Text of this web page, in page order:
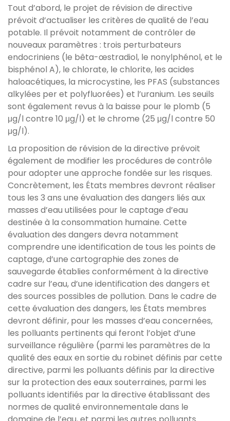
Tout d’abord, le projet de révision de directive
prévoit d’actualiser les critères de qualité de l’eau
potable. Il prévoit notamment de contrôler de
nouveaux paramètres : trois perturbateurs
endocriniens (le bêta-œstradiol, le nonylphénol, et le
bisphénol A), le chlorate, le chlorite, les acides
haloacétiques, la microcystine, les PFAS (substances
alkylées per et polyfluorées) et l’uranium. Les seuils
sont également revus à la baisse pour le plomb (5
μg/l contre 10 μg/l) et le chrome (25 μg/l contre 50
μg/l).
La proposition de révision de la directive prévoit
également de modifier les procédures de contrôle
pour adopter une approche fondée sur les risques.
Concrètement, les États membres devront réaliser
tous les 3 ans une évaluation des dangers liés aux
masses d’eau utilisées pour le captage d’eau
destinée à la consommation humaine. Cette
évaluation des dangers devra notamment
comprendre une identification de tous les points de
captage, d’une cartographie des zones de
sauvegarde établies conformément à la directive
cadre sur l’eau, d’une identification des dangers et
des sources possibles de pollution. Dans le cadre de
cette évaluation des dangers, les États membres
devront définir, pour les masses d’eau concernées,
les polluants pertinents qui feront l’objet d’une
surveillance régulière (parmi les paramètres de la
qualité des eaux en sortie du robinet définis par cette
directive, parmi les polluants définis par la directive
sur la protection des eaux souterraines, parmi les
polluants identifiés par la directive établissant des
normes de qualité environnementale dans le